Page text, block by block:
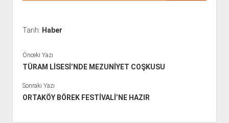
Tarih: Haber
Önceki Yazı
TÜRAM LİSESİ’NDE MEZUNİYET COŞKUSU
Sonraki Yazı
ORTAKÖY BÖREK FESTİVALİ’NE HAZIR